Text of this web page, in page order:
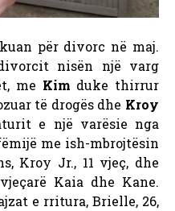
për divorc në maj.
nisën një varg
me Kim duke thirrur
të drogës dhe Kroy
e një varësie nga
me ish-mbrojtësin
Kroy Jr., 11 vjeç, dhe
Kaia dhe Kane.
e rritura, Brielle, 26,